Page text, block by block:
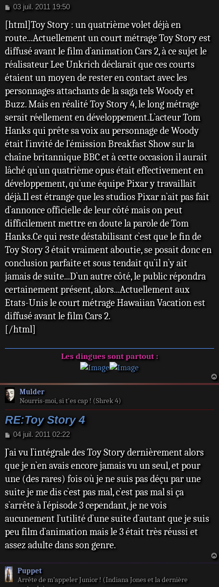
M
s
a
g
e
03 juil. 2011 19:50
[html]Toy Story : un quatrième volet déjà en
route...Actuellement un court métrage Toy Story est
diffusé avant le film d`animation Cars 2, à ce sujet le
réalisateur Lee Unkrich déclarait que ces courts
étaient un moyen de rester en contact avec les
personnages attachants de la saga tels Woody et
Buzz. Mais en réalité Toy Story 4, le long métrage
serait réellement en développement.L`acteur Tom
Hanks qui prête sa voix au personnage de Woody
était l`invité de l`émission Breakfast Show sur la
chaîne britannique BBC et à cette occasion il aurait
lâché qu`un quatrième opus était effectivement en
développement, qu`une équipe Pixar y travaillait
déjà.Il est étrange que les studios Pixar n`ait pas fait
d`annonce officielle de leur côté mais on peut
difficilement mettre en doute la parole de Tom
Hanks.Ce qui reste déstabilisant c`est que le fin de
Toy Story 3 était vraiment aboutie, se posait donc en
conclusion parfaite et sous tendait qu`il n`y ait
jamais de suite...D`un autre côté, le public répondra
certainement présent, alors...Actuellement aux
Etats-Unis le court métrage Hawaiian Vacation est
diffusé avant le film Cars 2.
[/html]
Les dingues sont partout :
Mulder
Nourris-moi, si t'es cap ! (Shrek 4)
RE:Toy Story 4
M
s
a
g
04 juil. 2011 02:22
J`ai vu l`intégrale des Toy Story dernièrement alors
que je n`en avais encore jamais vu un seul, et pour
une (des rares) fois où je ne suis pas déçu par une
suite je me dis c`est pas mal, c`est pas mal si ça
s`arrête à l`épisode 3 cependant, je ne vois
aucunement l`utilité d`une suite d`autant que je suis
peu film d`animation mais le 3 était très réussi et
assez adulte dans son genre.
Puppet
Arrête de m’appeler Junior ! (Indiana Jones et la dernière